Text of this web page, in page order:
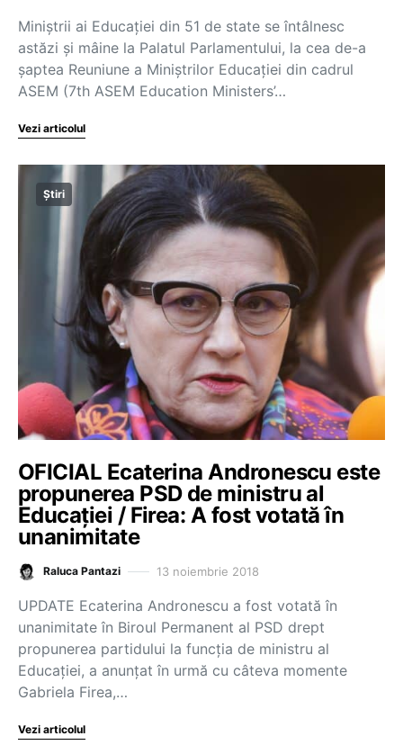
Miniștrii ai Educației din 51 de state se întâlnesc
astăzi și mâine la Palatul Parlamentului, la cea de-a
șaptea Reuniune a Miniștrilor Educației din cadrul
ASEM (7th ASEM Education Ministers’…
Vezi articolul
Știri
OFICIAL Ecaterina Andronescu este
propunerea PSD de ministru al
Educației / Firea: A fost votată în
unanimitate
Raluca Pantazi 13 noiembrie 2018
UPDATE Ecaterina Andronescu a fost votată în
unanimitate în Biroul Permanent al PSD drept
propunerea partidului la funcția de ministru al
Educației, a anunțat în urmă cu câteva momente
Gabriela Firea,…
Vezi articolul